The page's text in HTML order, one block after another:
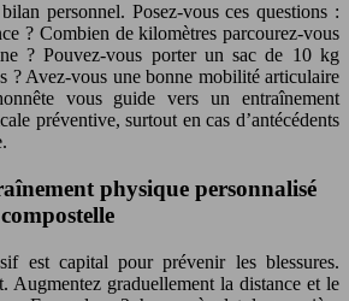
personnel. Posez-vous ces questions :
? Combien de kilomètres parcourez-vous
? Pouvez-vous porter un sac de 10 kg
? Avez-vous une bonne mobilité articulaire
vous guide vers un entraînement
préventive, surtout en cas d’antécédents
physique personnalisé
est capital pour prévenir les blessures.
Augmentez graduellement la distance et le